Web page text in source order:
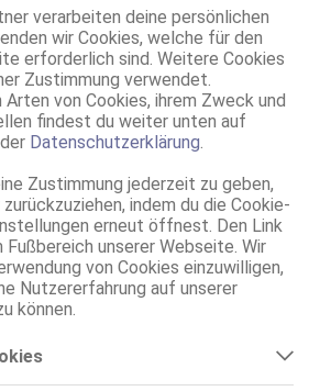
verarbeiten deine persönlichen
wir Cookies, welche für den
erforderlich sind. Weitere Cookies
Zustimmung verwendet.
Arten von Cookies, ihrem Zweck und
findest du weiter unten auf
Datenschutzerklärung
Zustimmung jederzeit zu geben,
indem du die Cookie-
erneut öffnest. Den Link
unserer Webseite. Wir
von Cookies einzuwilligen,
Nutzererfahrung auf unserer
können.
alle notwendigen Cookies, die für den
75 A, fest
mitteleuropäisch
34
total rasiert
schwarz, schulterlang, glatt
braun
Deutsch
Englisch
GV
Franz.
Franz. bei Ihr
Franz. beidseitig